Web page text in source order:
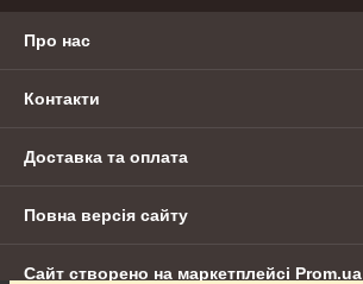
Про нас
Контакти
Доставка та оплата
Повна версія сайту
Сайт створено на маркетплейсі Prom.ua